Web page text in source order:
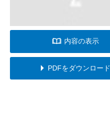
内容の表示
PDFをダウンロード